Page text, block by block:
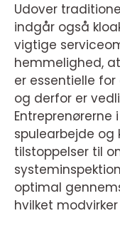
Udover
indgår også
vigtige
hemmelighed,
er essentielle
og derfor er
Entreprenørerne
spulearbejde
tilstoppelser til
optimal
hvilket